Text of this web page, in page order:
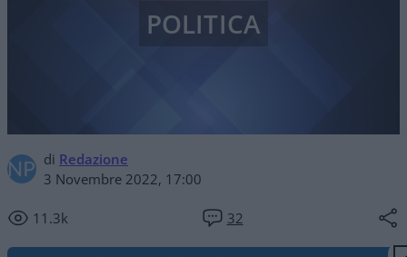
di Redazione
3 Novembre 2022, 17:00
11.3k 32
POLITICA